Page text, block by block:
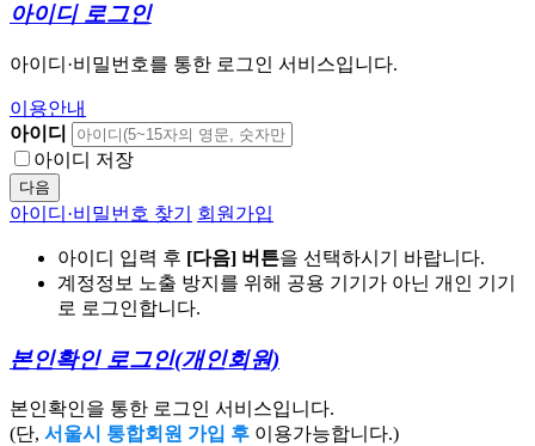
아이디 로그인
아이디·비밀번호를 통한 로그인 서비스입니다.
이용안내
아이디
아이디 저장
다음
아이디·비밀번호 찾기 회원가입
아이디 입력 후 [다음] 버튼을 선택하시기 바랍니다.
계정정보 노출 방지를 위해 공용 기기가 아닌 개인 기기
로 로그인합니다.
본인확인 로그인(개인회원)
본인확인을 통한 로그인 서비스입니다.
(단, 서울시 통합회원 가입 후 이용가능합니다.)